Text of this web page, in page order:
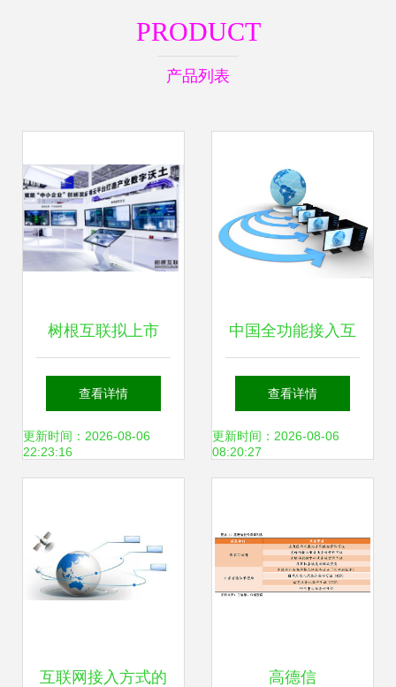
PRODUCT
产品列表
树根互联拟上市
以“挖掘机指数”见
证经济增长，赋能
查看详情
更新时间：2026-08-06
22:23:16
中国全功能接入互
联网30周年系列活
动启幕
查看详情
更新时间：2026-08-06
08:20:27
互联网接入方式的 高德信